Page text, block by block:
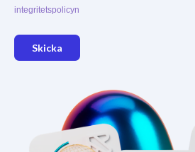
integritetspolicyn
Skicka